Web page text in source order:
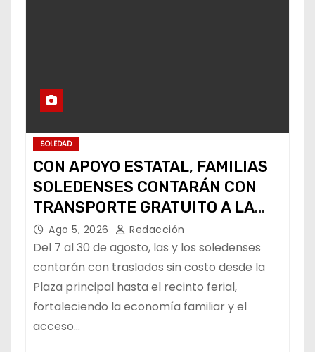
SOLEDAD
CON APOYO ESTATAL, FAMILIAS
SOLEDENSES CONTARÁN CON
TRANSPORTE GRATUITO A LA
FENAPO
Ago 5, 2026 Redacción
Del 7 al 30 de agosto, las y los soledenses
contarán con traslados sin costo desde la
Plaza principal hasta el recinto ferial,
fortaleciendo la economía familiar y el
acceso…